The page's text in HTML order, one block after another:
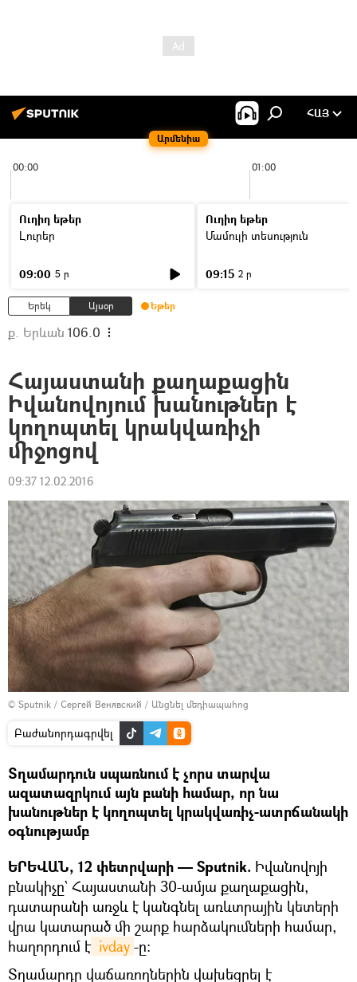
Արմենիա
ՀԱՅ
00:00 01:00
Ուղիղ եթեր
Լուրեր
09:00 5 ր
Ուղիղ եթեր
Մամուլի տեսություն
09:15 2 ր
Երեկ Այսօր Եթեր
ք. Երևան 106.0
Հայաստանի քաղաքացին
Իվանովոյում խանութներ է
կողոպտել կրակվառիչի
միջոցով
09:37 12.02.2016
© Sputnik / Сергей Венявский / Անցնել մեդիապահոց
Բաժանորդագրվել
Տղամարդուն սպառնում է չորս տարվա
ազատազրկում այն բանի համար, որ նա
խանութներ է կողոպտել կրակվառիչ-ատրճանակի
օգնությամբ
ԵՐԵՎԱՆ, 12 փետրվարի — Sputnik. Իվանովոյի
բնակիչը` Հայաստանի 30-ամյա քաղաքացին,
դատարանի առջև է կանգնել առևտրային կետերի
վրա կատարած մի շարք հարձակումների համար,
հաղորդում է ivday -ը։
Տղամարդը վաճառողներին վախեցրել է